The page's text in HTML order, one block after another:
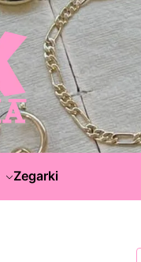
Zegarki